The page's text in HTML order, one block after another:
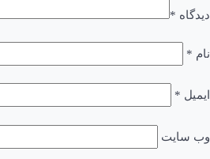
دیدگاه *
نام *
ایمیل *
وب‌ سایت